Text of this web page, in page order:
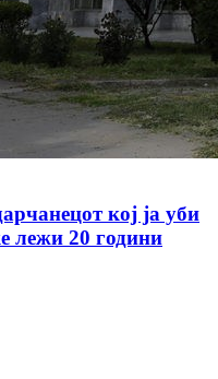
кој ја уби
лежи 20 години